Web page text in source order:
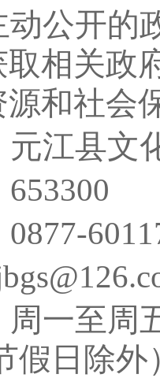
动公开的
相关政
和社会
元江县文
653300
0877-
周一至周
假日除外